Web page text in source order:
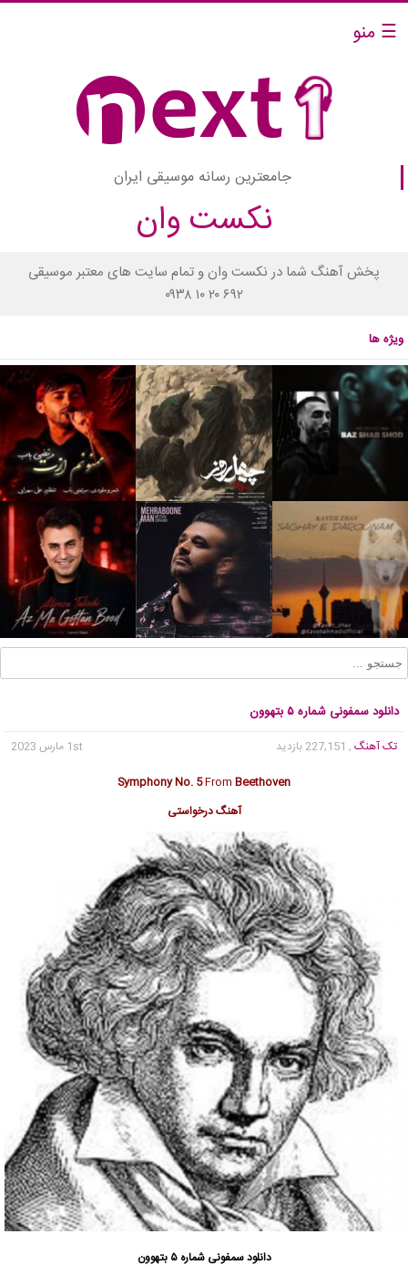
☰ منو
جامعترین رسانه موسیقی ایران
نکست وان
پخش آهنگ شما در نکست وان و تمام سایت های معتبر موسیقی
۰۹۳۸ ۱۰ ۲۰ ۶۹۲
ویژه ها
دانلود سمفونی شماره ۵ بتهوون
تک آهنگ , 227,151 بازدید
1st مارس 2023
Symphony No. 5From Beethoven
آهنگ درخواستی
دانلود سمفونی شماره ۵ بتهوون